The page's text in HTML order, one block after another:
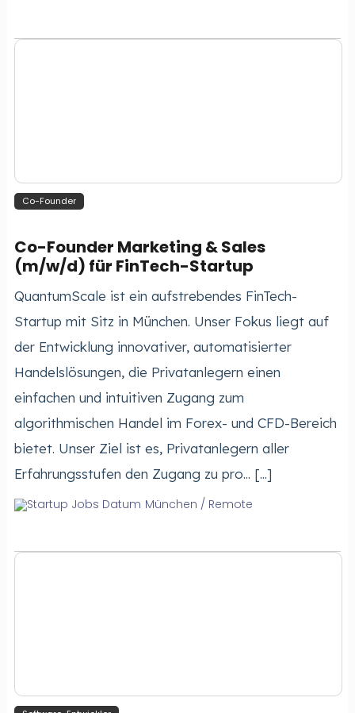
Co-Founder
Co-Founder Marketing & Sales
(m/w/d) für FinTech-Startup
QuantumScale ist ein aufstrebendes FinTech-
Startup mit Sitz in München. Unser Fokus liegt auf
der Entwicklung innovativer, automatisierter
Handelslösungen, die Privatanlegern einen
einfachen und intuitiven Zugang zum
algorithmischen Handel im Forex- und CFD-Bereich
bietet. Unser Ziel ist es, Privatanlegern aller
Erfahrungsstufen den Zugang zu pro... [...]
München / Remote